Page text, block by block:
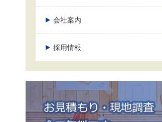
会社案内
採用情報